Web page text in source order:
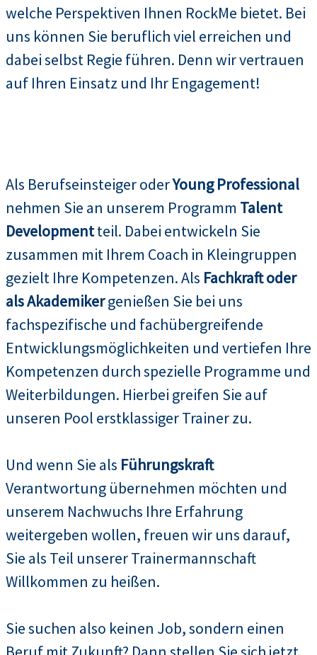
welche Perspektiven Ihnen RockMe bietet. Bei
uns können Sie beruflich viel erreichen und
dabei selbst Regie führen. Denn wir vertrauen
auf Ihren Einsatz und Ihr Engagement!
Als Berufseinsteiger oderYoung Professional
nehmen Sie an unserem Programm Talent
Developmentteil. Dabei entwickeln Sie
zusammen mit Ihrem Coach in Kleingruppen
gezielt Ihre Kompetenzen. Als Fachkraft oder
als Akademikergenießen Sie bei uns
fachspezifische und fachübergreifende
Entwicklungsmöglichkeiten und vertiefen Ihre
Kompetenzen durch spezielle Programme und
Weiterbildungen. Hierbei greifen Sie auf
unseren Pool erstklassiger Trainer zu.
Und wenn Sie als Führungskraft
Verantwortung übernehmen möchten und
unserem Nachwuchs Ihre Erfahrung
weitergeben wollen, freuen wir uns darauf,
Sie als Teil unserer Trainermannschaft
Willkommen zu heißen.
Sie suchen also keinen Job, sondern einen